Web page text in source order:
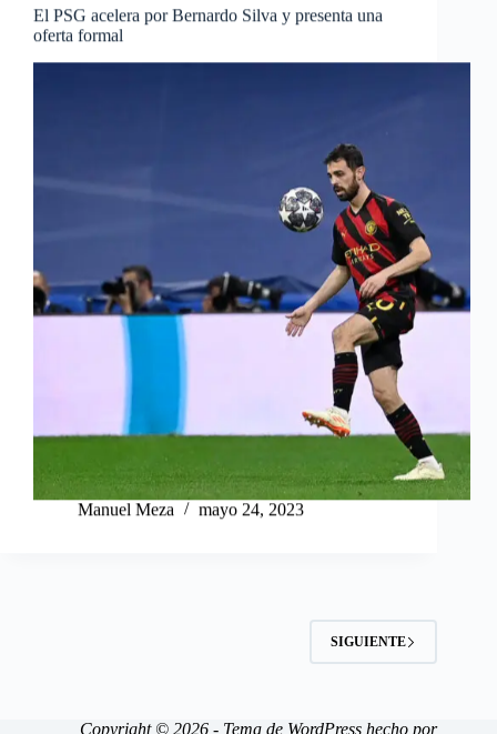
El PSG acelera por Bernardo Silva y presenta una
oferta formal
Manuel Meza mayo 24, 2023
SIGUIENTE
Copyright © 2026 - Tema de WordPress hecho por